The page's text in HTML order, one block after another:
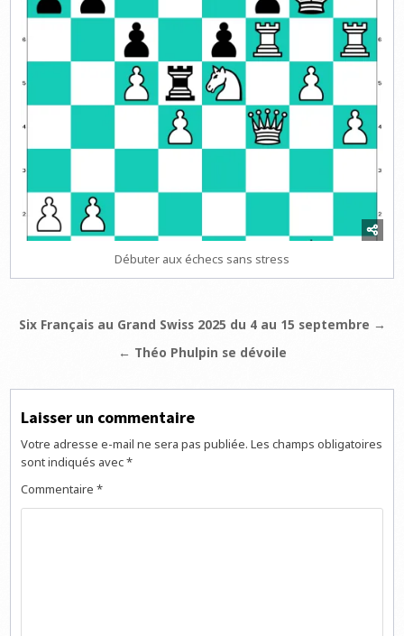
Débuter aux échecs sans stress
Navigation
Six Français au Grand Swiss 2025 du 4 au 15 septembre →
← Théo Phulpin se dévoile
Laisser un commentaire
Votre adresse e-mail ne sera pas publiée. Les champs obligatoires
sont indiqués avec*
Commentaire*